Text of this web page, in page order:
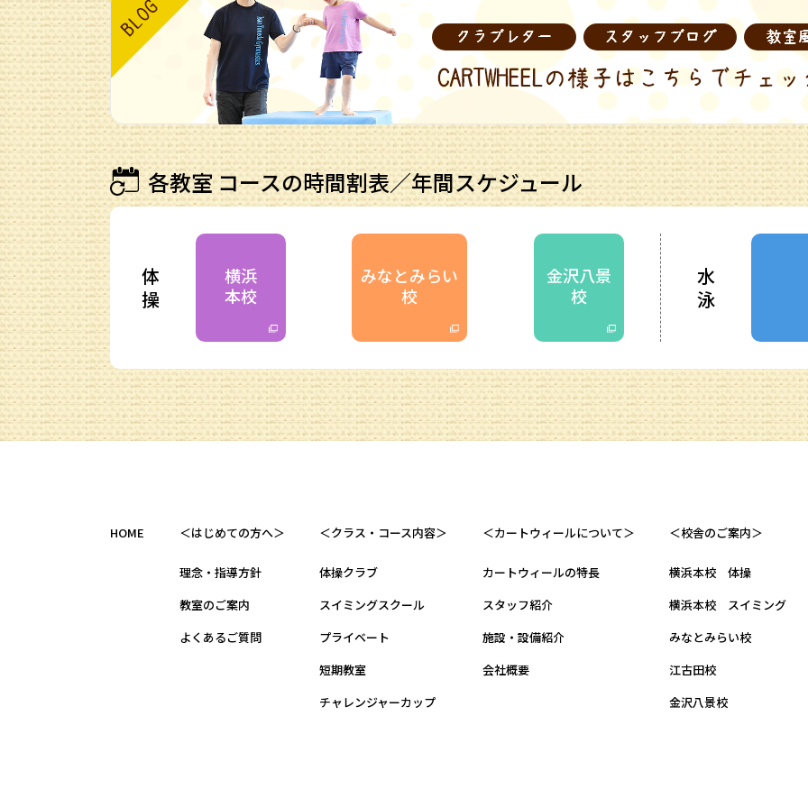
各教室 コースの時間割表／年間スケジュール
体
操
横浜
本校
みなとみらい
校
金沢八景
校
水
泳
HOME ＜はじめての方へ＞
理念・指導方針
教室のご案内
よくあるご質問
＜クラス・コース内容＞
体操クラブ
スイミングスクール
プライベート
短期教室
チャレンジャーカップ
＜カートウィールについて＞
カートウィールの特長
スタッフ紹介
施設・設備紹介
会社概要
＜校舎のご案内＞
横浜本校 体操
横浜本校 スイミング
みなとみらい校
江古田校
金沢八景校